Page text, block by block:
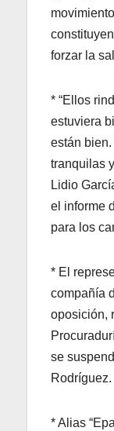
forzar la
* “Ellos
estuviera
están
tranquilas
Lidio
el informe
para los
* El
compañía
oposición,
se
Rodríguez.
* Alias